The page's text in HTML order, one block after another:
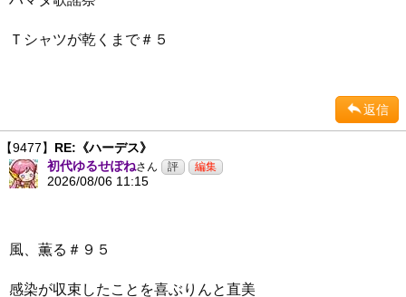
Ｔシャツが乾くまで＃５
返信
【9477】 RE:《ハーデス》
初代ゆるせぽねさん
2026/08/06 11:15
風、薫る＃９５
感染が収束したことを喜ぶりんと直美